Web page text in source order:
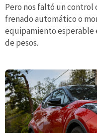
Pero nos faltó un
frenado automático o
equipamiento esperable
de pesos.